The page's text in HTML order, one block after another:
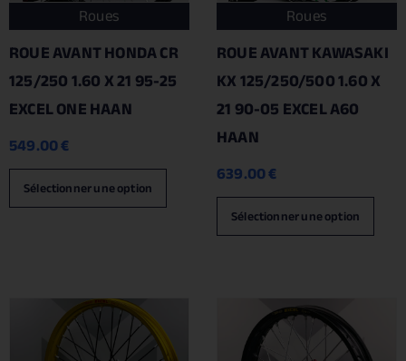
Roues
ROUE AVANT HONDA CR
125/250 1.60 X 21 95-25
EXCEL ONE HAAN
549.00€
Sélectionner une option
Roues
ROUE AVANT KAWASAKI
KX 125/250/500 1.60 X
21 90-05 EXCEL A60
HAAN
639.00€
Sélectionner une option